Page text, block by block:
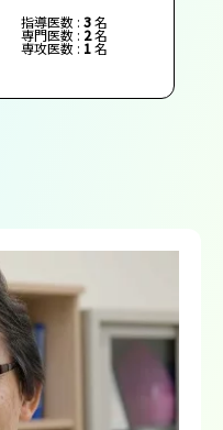
指導医数 : 3名
専門医数 : 2名
専攻医数 : 1名